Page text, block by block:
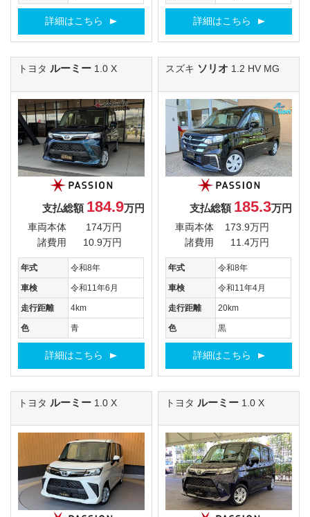
詳細はこちら 詳細はこちら
トヨタ ルーミー 1.0 X
支払総額 184.9万円
車両本体
174万円
諸費用
10.9万円
年式 令和8年
車検 令和11年6月
走行距離 4km
色 青
詳細はこちら
スズキ ソリオ 1.2 HV MG
支払総額 185.3万円
車両本体
173.9万円
諸費用
11.4万円
年式 令和8年
車検 令和11年4月
走行距離 20km
色 黒
詳細はこちら
トヨタ ルーミー 1.0 X トヨタ ルーミー 1.0 X